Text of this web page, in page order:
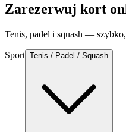
Zarezerwuj kort
Tenis, padel i squash —
Sport Tenis / Padel / Squash